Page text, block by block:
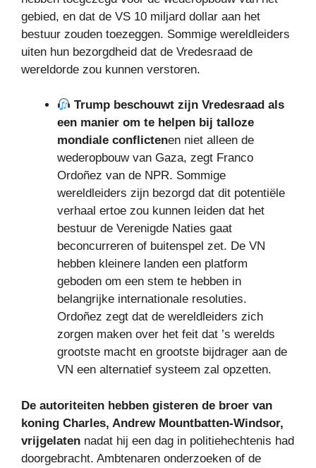
gebied, en dat de VS 10 miljard dollar aan het
bestuur zouden toezeggen. Sommige wereldleiders
uiten hun bezorgdheid dat de Vredesraad de
wereldorde zou kunnen verstoren.
Trump beschouwt zijn Vredesraad als
een manier om te helpen bij talloze
mondiale conflictenen niet alleen de
wederopbouw van Gaza, zegt Franco
Ordoñez van de NPR. Sommige
wereldleiders zijn bezorgd dat dit potentiële
verhaal ertoe zou kunnen leiden dat het
bestuur de Verenigde Naties gaat
beconcurreren of buitenspel zet. De VN
hebben kleinere landen een platform
geboden om een ​​stem te hebben in
belangrijke internationale resoluties.
Ordoñez zegt dat de wereldleiders zich
zorgen maken over het feit dat ’s werelds
grootste macht en grootste bijdrager aan de
VN een alternatief systeem zal opzetten.
De autoriteiten hebben gisteren de broer van
koning Charles, Andrew Mountbatten-Windsor,
vrijgelaten nadat hij een dag in politiehechtenis had
doorgebracht. Ambtenaren onderzoeken of de